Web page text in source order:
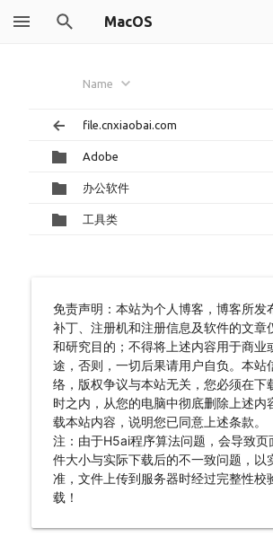
MacOS
Name
file.cnxiaobai.com
Adobe
办公软件
工具类